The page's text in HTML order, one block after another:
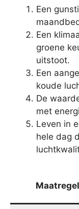
Een
Een
groene
uitstoot.
Een
koude
De
met
Leven in
hele dag
Maatregel